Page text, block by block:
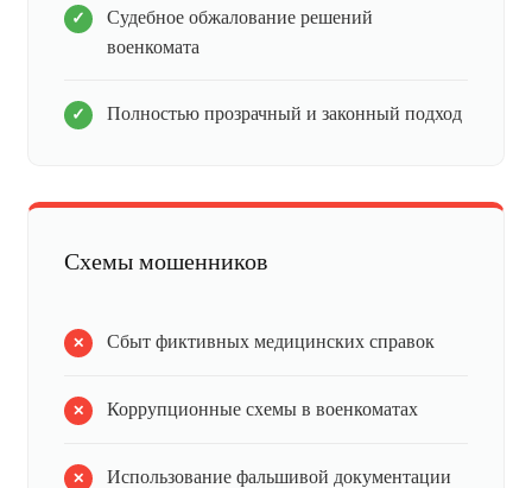
Судебное обжалование решений
военкомата
Полностью прозрачный и законный подход
Схемы мошенников
Сбыт фиктивных медицинских справок
Коррупционные схемы в военкоматах
Использование фальшивой документации